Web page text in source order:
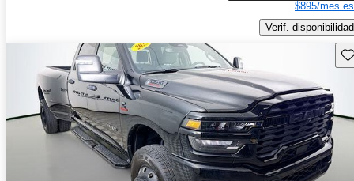
$895/mes
Verif. disponibilidad